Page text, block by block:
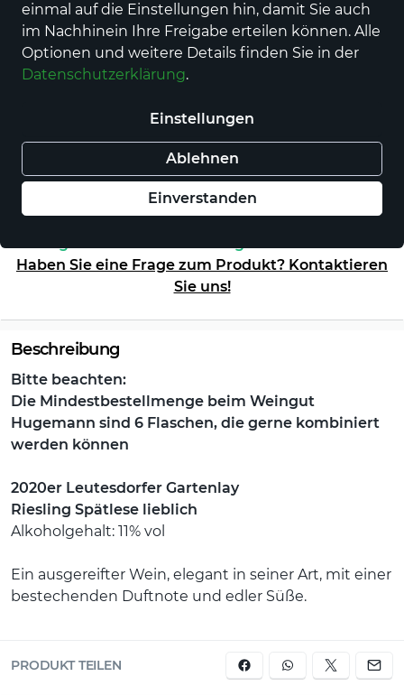
einmal auf die Einstellungen hin, damit Sie auch
im Nachhinein Ihre Freigabe erteilen können. Alle
Optionen und weitere Details finden Sie in der
Datenschutzerklärung.
Einstellungen
Ablehnen
Einverstanden
Auswahl aufheben
Nur Selbstabholung möglich
Dieses Produkt ist nur online verfügbar
In den Warenkorb
Haben Sie eine Frage zum Produkt? Kontaktieren
Sie uns!
Beschreibung
Bitte beachten:
Die Mindestbestellmenge beim Weingut
Hugemann sind 6 Flaschen, die gerne kombiniert
werden können
2020er Leutesdorfer Gartenlay
Riesling Spätlese lieblich
Alkoholgehalt: 11% vol
Ein ausgereifter Wein, elegant in seiner Art, mit einer
bestechenden Duftnote und edler Süße.
PRODUKT TEILEN